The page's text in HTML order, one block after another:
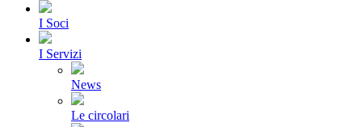
I Soci
I Servizi
News
Le circolari